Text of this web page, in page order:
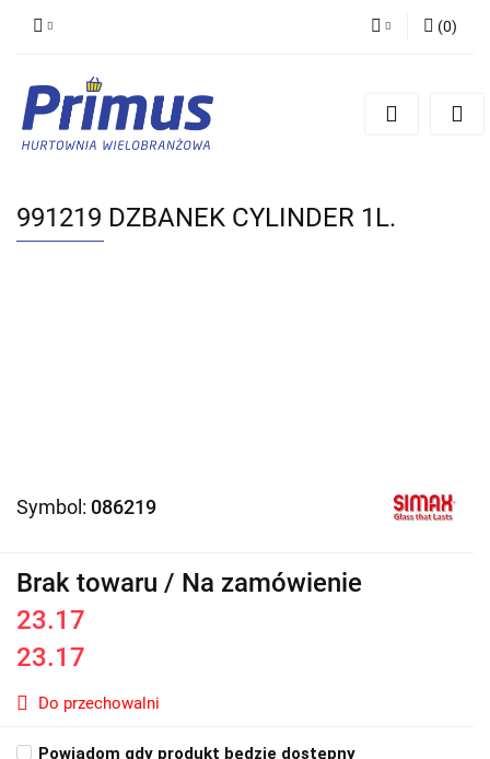
Zarejestruj się
(0)
991219 DZBANEK CYLINDER 1L.
Symbol: 086219
Brak towaru / Na zamówienie
23.17
23.17
Do przechowalni
Powiadom gdy produkt będzie dostępny